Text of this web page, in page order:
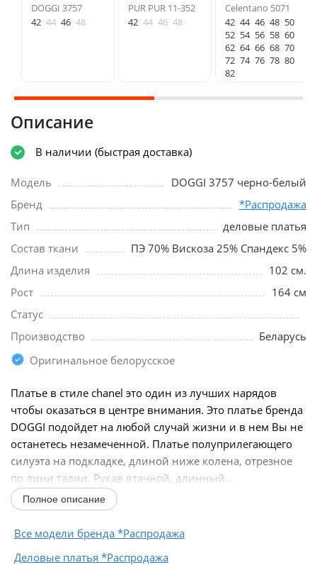
DOGGI 3757
42 44 46 48
PUR PUR 11-352
42 44 46 48
Celentano 5071
42 44 46 48 50
52 54 56 58 60
62 64 66 68 70
72 74 76 78 80
82
Описание
В наличии (быстрая доставка)
Модель
DOGGI 3757 черно-белый
Бренд
*Распродажа
Тип
деловые платья
Состав ткани
ПЭ 70% Вискоза 25% Спандекс 5%
Длина изделия
102 см.
Рост
164 см
Статус
Производство
Беларусь
Оригинальное белорусское
Платье в стиле chanel это один из лучших нарядов
чтобы оказаться в центре внимания. Это платье бренда
DOGGI подойдет на любой случай жизни и в нем Вы не
останетесь незамеченной. Платье полуприлегающего
силуэта на подкладке, длиной ниже колена, отрезное
по лини талии. Рукав втачной, длинный...
Полное описание
Все модели бренда *Распродажа
Деловые платья *Распродажа